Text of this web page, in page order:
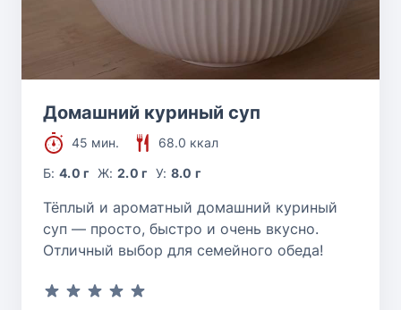
Домашний куриный суп
45 мин.
68.0 ккал
Б:4.0 г Ж: 2.0 г У: 8.0 г
Тёплый и ароматный домашний куриный
суп — просто, быстро и очень вкусно.
Отличный выбор для семейного обеда!